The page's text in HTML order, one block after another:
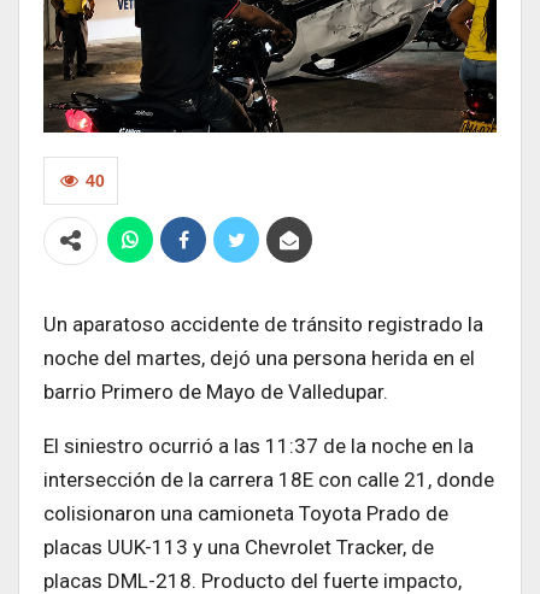
40
Un aparatoso accidente de tránsito registrado la
noche del martes, dejó una persona herida en el
barrio Primero de Mayo de Valledupar.
El siniestro ocurrió a las 11:37 de la noche en la
intersección de la carrera 18E con calle 21, donde
colisionaron una camioneta Toyota Prado de
placas UUK-113 y una Chevrolet Tracker, de
placas DML-218. Producto del fuerte impacto,